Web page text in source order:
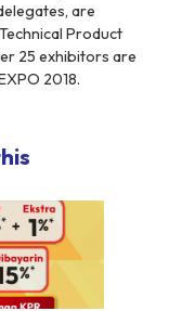
are
Product
25 exhibitors are
2018.